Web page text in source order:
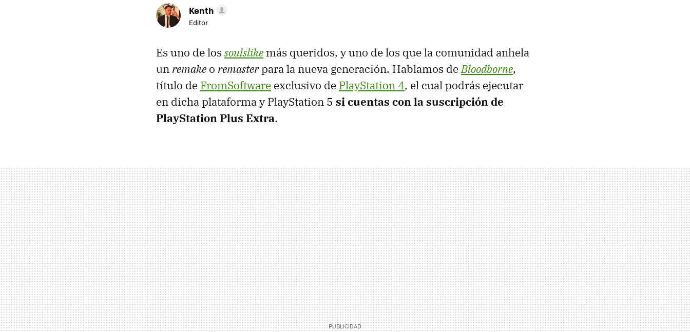
Kenth
Editor
Es uno de los soulslike más queridos, y uno de los que la comunidad anhela
un remake o remasterpara la nueva generación. Hablamos deBloodborne,
título de FromSoftware exclusivo de PlayStation 4, el cual podrás ejecutar
en dicha plataforma y PlayStation 5 si cuentas con la suscripción de
PlayStation Plus Extra.